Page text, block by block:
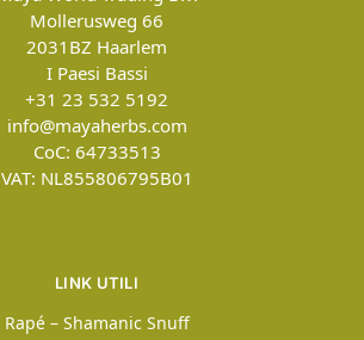
Mollerusweg 66
2031BZ Haarlem
I Paesi Bassi
+31 23 532 5192
info@mayaherbs.com
CoC: 64733513
VAT: NL855806795B01
LINK UTILI
Rapé – Shamanic Snuff